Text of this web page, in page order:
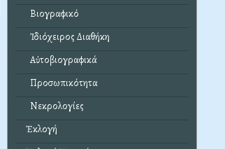
Βιογραφικό
Ἰδιόχειρος Διαθήκη
Αὐτοβιογραφικά
Προσωπικότητα
Νεκρολογίες
Ἐκλογή